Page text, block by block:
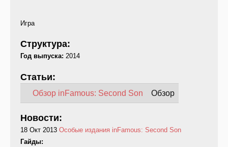
Игра
Структура:
Год выпуска: 2014
Статьи:
Обзор inFamous: Second Son Обзор
Новости:
18 Окт 2013 Особые издания inFamous: Second Son
Гайды: